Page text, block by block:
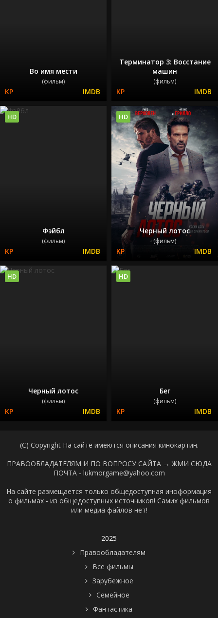
Во имя мести
(фильм)
Терминатор 3: Восстание
машин
(фильм)
Фэйбл
(фильм)
HD
Черный лотос
(фильм)
HD
Черный лотос
(фильм)
HD
Бег
(фильм)
HD
(C) Copyright На сайте имеются описания кинокартин.
ПРАВООБЛАДАТЕЛЯМ И ПО ВОПРОСУ САЙТА → ЖМИ СЮДА
ПОЧТА - lukmorgame@yahoo.com
На сайте размещается только общедоступная иноформация
о фильмах - из общедоступных источников! Самих фильмов
или медиа файлов нет!
2025
Правообладателям
Все фильмы
Зарубежное
Семейное
Фантастика